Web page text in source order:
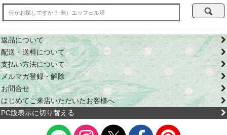
返品について
配送・送料について
支払い方法について
メルマガ登録・解除
お問合せ
はじめてご来店いただいたお客様へ
PC版表示に切り替える